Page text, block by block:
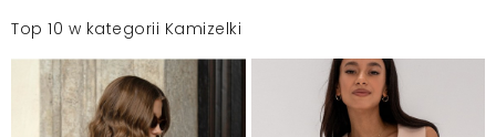
Top 10 w kategorii Kamizelki